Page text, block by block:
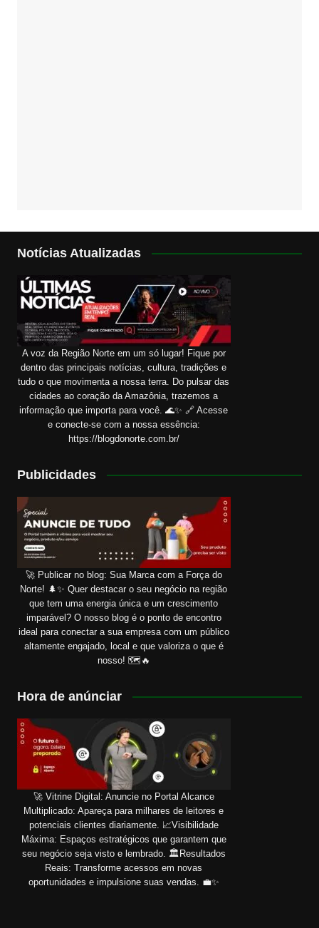
Notícias Atualizadas
A voz da Região Norte em um só lugar! Fique por
dentro das principais notícias, cultura, tradições e
tudo o que movimenta a nossa terra. Do pulsar das
cidades ao coração da Amazônia, trazemos a
informação que importa para você. 🌊✨ 🔗 Acesse
e conecte-se com a nossa essência:
https://blogdonorte.com.br/
Publicidades
🚀 Publicar no blog: Sua Marca com a Força do
Norte! 🌲✨ Quer destacar o seu negócio na região
que tem uma energia única e um crescimento
imparável? O nosso blog é o ponto de encontro
ideal para conectar a sua empresa com um público
altamente engajado, local e que valoriza o que é
nosso! 🗺️🔥
Hora de anúnciar
🚀 Vitrine Digital: Anuncie no Portal Alcance
Multiplicado: Apareça para milhares de leitores e
potenciais clientes diariamente. 📈Visibilidade
Máxima: Espaços estratégicos que garantem que
seu negócio seja visto e lembrado. 🏛️Resultados
Reais: Transforme acessos em novas
oportunidades e impulsione suas vendas. 💼✨